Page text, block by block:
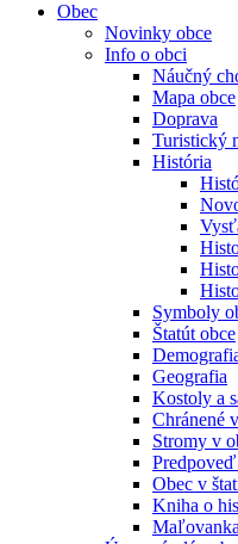
Obec
Novinky obce
Info o obci
Náučný
Mapa obce
Doprava
Turistický
História
Symboly
Štatút obce
Geografia
Kostoly a
Chránené
Stromy v
Predpoveď
Obec v
Kniha o
Maľovanka